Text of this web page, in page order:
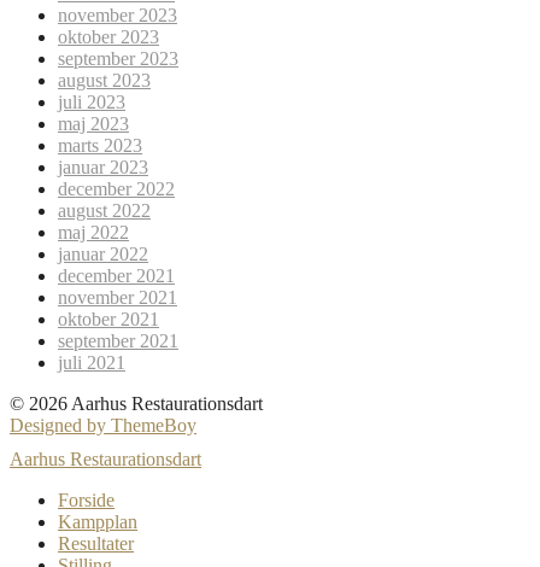
november 2023
oktober 2023
september 2023
august 2023
juli 2023
maj 2023
marts 2023
januar 2023
december 2022
august 2022
maj 2022
januar 2022
december 2021
november 2021
oktober 2021
september 2021
juli 2021
© 2026 Aarhus Restaurationsdart
Designed by ThemeBoy
Aarhus Restaurationsdart
Forside
Kampplan
Resultater